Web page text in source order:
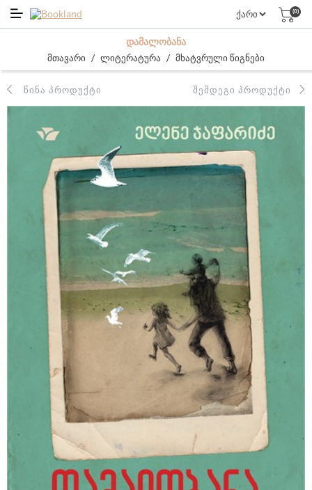
(0)
ᲓᲐᲛᲐᲚᲝᲑᲐᲜᲐ
მთავარი / ლიტერატურა / მხატვრული წიგნები
ᲬᲘᲜᲐ ᲞᲠᲝᲓᲣᲥᲢᲘ ᲨᲔᲛᲓᲔᲒᲘ ᲞᲠᲝᲓᲣᲥᲢᲘ